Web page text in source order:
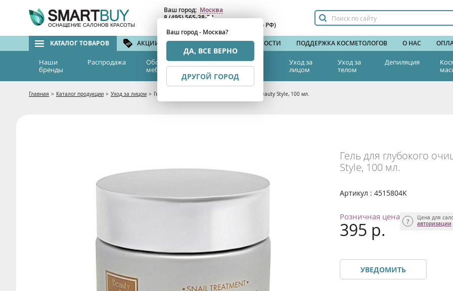
ОСНАЩЕНИЕ САЛОНОВ КРАСОТЫ
Ваш город: Москва
Ваш город - Москва?
ДА, ВСЕ ВЕРНО
ДРУГОЙ ГОРОД
8 (495) 565-38-74
(бесплатный по РФ)
КАТАЛОГ ТОВАРОВ АКЦИИ И СКИДКИ БРЕНДЫ НОВОСТИ ПОДДЕРЖКА КОСМЕТОЛОГОВ О НАС
Наши
бренды
Распродажа
Оборудование и
мебель
Эстетическая
медицина
Уход за
лицом
Уход за
телом
Депиляция
Главная > Каталог продукции > Уход за лицом > Гель для глубокого очищения «Комфорт» Beauty Style, 100 мл.
Гель для глубокого
Style, 100 мл.
Артикул : 4515804K
Розничная цена
395 р.
Цена для
авторизации
УВЕДОМИТЬ